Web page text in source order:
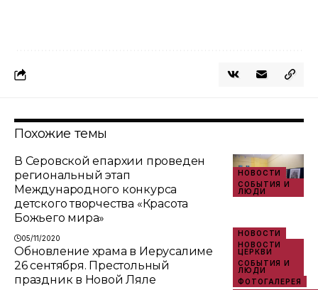
Похожие темы
НОВОСТИ
СОБЫТИЯ И
ЛЮДИ
В Серовской епархии проведен
региональный этап
Международного конкурса
детского творчества «Красота
Божьего мира»
05/11/2020
НОВОСТИ
НОВОСТИ
ЦЕРКВИ
СОБЫТИЯ И
ЛЮДИ
ФОТОГАЛЕРЕЯ
Обновление храма в Иерусалиме
26 сентября. Престольный
праздник в Новой Ляле